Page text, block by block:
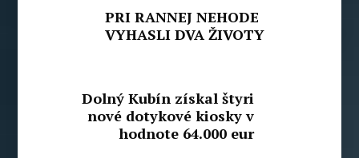
PRI RANNEJ NEHODE
VYHASLI DVA ŽIVOTY
Dolný Kubín získal štyri
nové dotykové kiosky v
hodnote 64.000 eur